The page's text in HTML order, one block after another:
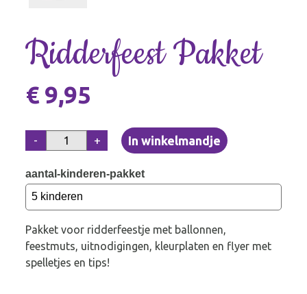
Ridderfeest Pakket
€ 9,95
- +
aantal-kinderen-pakket
Pakket voor ridderfeestje met ballonnen,
feestmuts, uitnodigingen, kleurplaten en flyer met
spelletjes en tips!